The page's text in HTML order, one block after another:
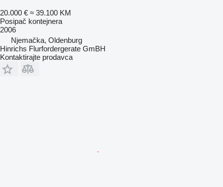
20.000 € ≈ 39.100 KM
Posipač kontejnera
2006
Njemačka, Oldenburg
Hinrichs Flurfordergerate GmBH
Kontaktirajte prodavca